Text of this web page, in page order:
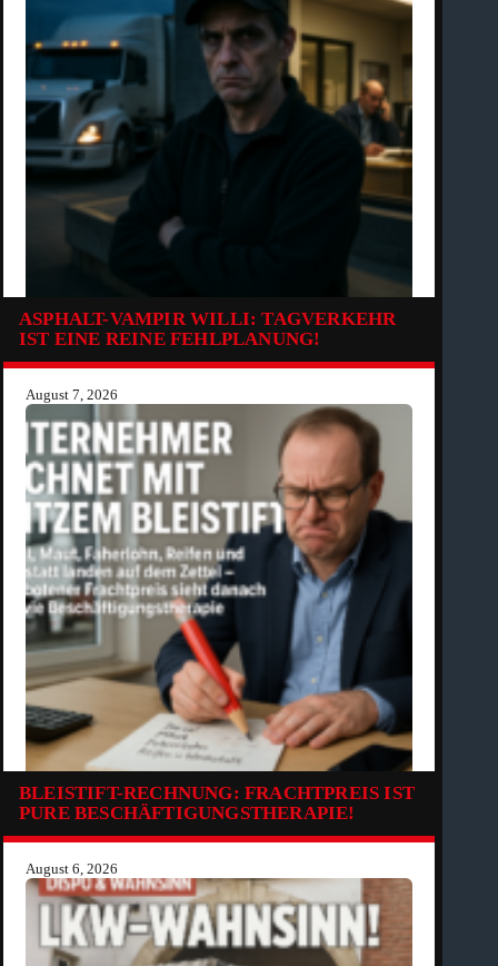
ASPHALT-VAMPIR WILLI: TAGVERKEHR
IST EINE REINE FEHLPLANUNG!
August 7, 2026
BLEISTIFT-RECHNUNG: FRACHTPREIS IST
PURE BESCHÄFTIGUNGSTHERAPIE!
August 6, 2026